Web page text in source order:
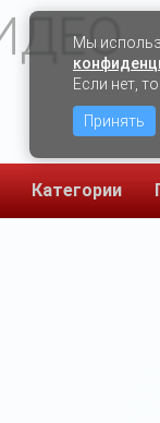
Категории
Мы
Если нет,
Принять